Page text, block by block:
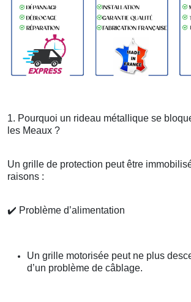
1. Pourquoi un rideau métallique se
les Meaux ?
Un grille de protection peut être
raisons :
✔️ Problème d’alimentation
Un grille motorisée peut ne plus
d’un problème de câblage.